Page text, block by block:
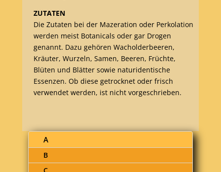
ZUTATEN
Die Zutaten bei der Mazeration oder Perkolation
werden meist Botanicals oder gar Drogen
genannt. Dazu gehören Wacholderbeeren,
Kräuter, Wurzeln, Samen, Beeren, Früchte,
Blüten und Blätter sowie naturidentische
Essenzen. Ob diese getrocknet oder frisch
verwendet werden, ist nicht vorgeschrieben.
A
B